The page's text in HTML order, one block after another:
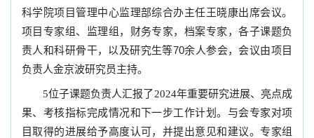
科学院项目管理中心监理部综合办主任王晓康出席会议。
项目专家组、监理组，财务专家，档案专家，各子课题负
责人和科研骨干，以及研究生等70余人参会，会议由项目
负责人金京波研究员主持。
5位子课题负责人汇报了 2024年重要研究进展、亮点成
果、考核指标完成情况和下一步工作计划。与会专家对项
目取得的进展给予高度认可，并提出意见和建议。专家组